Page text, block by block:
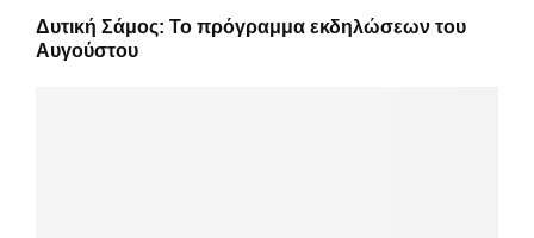
Δυτική Σάμος: Το πρόγραμμα εκδηλώσεων του
Αυγούστου